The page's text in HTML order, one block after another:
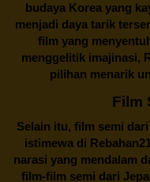
budaya Korea yang
menjadi daya tarik
film yang
menggelitik imajinasi,
pilihan menarik
Film
Selain itu, film semi
istimewa di
narasi yang mendalam
film-film semi dari